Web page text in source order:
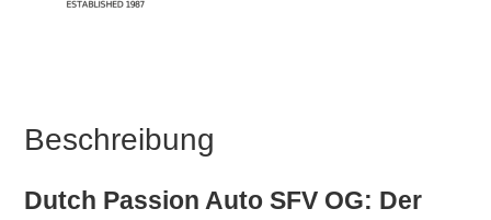
Beschreibung
Dutch Passion Auto SFV OG: Der